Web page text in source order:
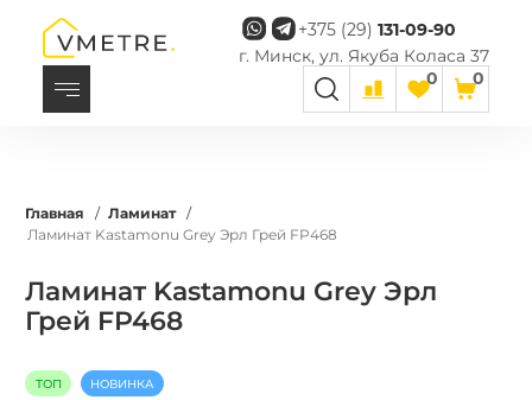
+375 (29) 131-09-90
г. Минск, ул. Якуба Коласа 37
0
0
Главная / Ламинат /
Ламинат Kastamonu Grey Эрл Грей FP468
Ламинат Kastamonu Grey Эрл
Грей FP468
ТОП НОВИНКА